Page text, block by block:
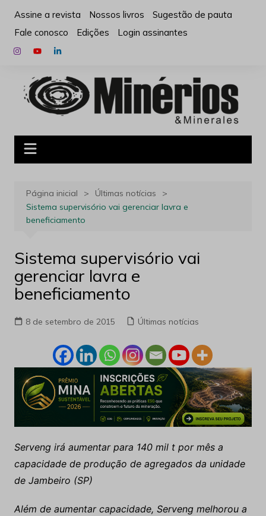
para
conteúdo
Assine a revista Nossos livros
Sugestão de pauta
Fale conosco
Edições Login assinantes
Página inicial
Últimas notícias
Sistema supervisório vai gerenciar lavra e
beneficiamento
Sistema supervisório vai
gerenciar lavra e
beneficiamento
8 de setembro de 2015 Últimas notícias
Serveng irá aumentar para 140 mil t por mês a
capacidade de produção de agregados da unidade
de Jambeiro (SP)
Além de aumentar capacidade, Serveng melhorou a